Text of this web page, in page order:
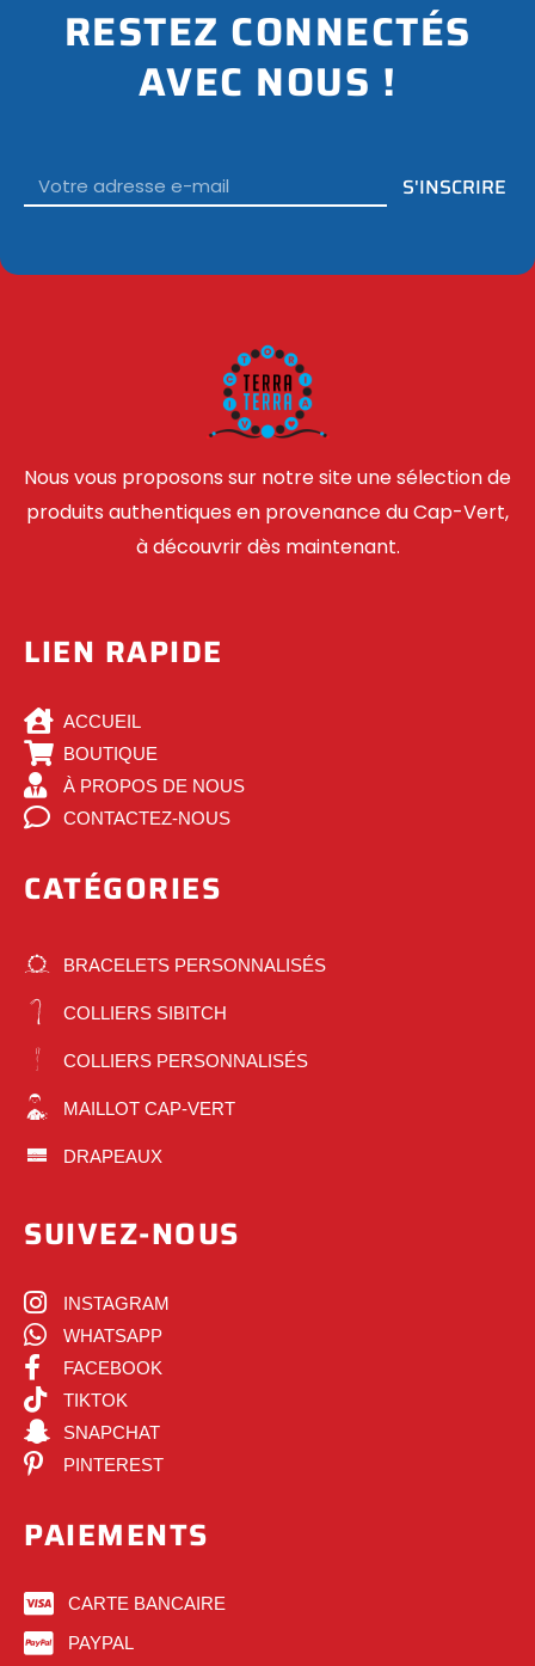
RESTEZ CONNECTÉS
AVEC NOUS !
S'INSCRIRE
Nous vous proposons sur notre site une sélection de
produits authentiques en provenance du Cap-Vert,
à découvrir dès maintenant.
LIEN RAPIDE
ACCUEIL
BOUTIQUE
À PROPOS DE NOUS
CONTACTEZ-NOUS
CATÉGORIES
BRACELETS PERSONNALISÉS
COLLIERS SIBITCH
COLLIERS PERSONNALISÉS
MAILLOT CAP-VERT
DRAPEAUX
SUIVEZ-NOUS
INSTAGRAM
WHATSAPP
FACEBOOK
TIKTOK
SNAPCHAT
PINTEREST
PAIEMENTS
CARTE BANCAIRE
PAYPAL